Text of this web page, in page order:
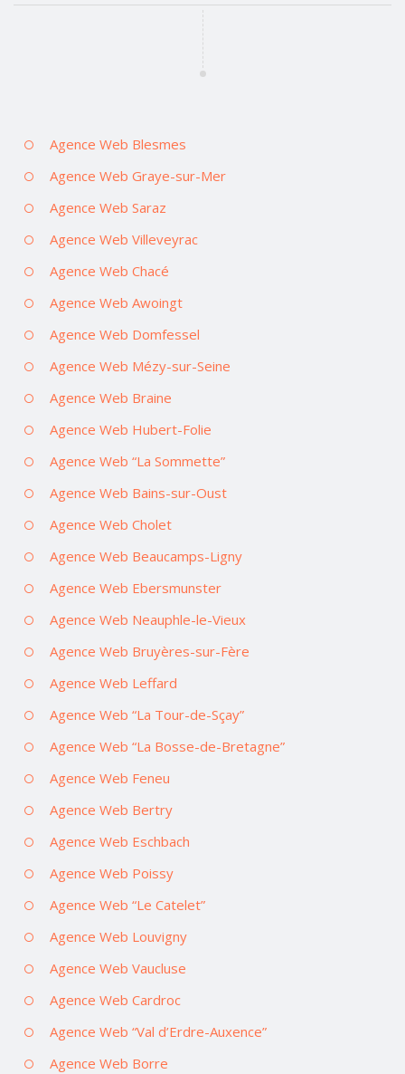
Agence Web Blesmes
Agence Web Graye-sur-Mer
Agence Web Saraz
Agence Web Villeveyrac
Agence Web Chacé
Agence Web Awoingt
Agence Web Domfessel
Agence Web Mézy-sur-Seine
Agence Web Braine
Agence Web Hubert-Folie
Agence Web “La Sommette”
Agence Web Bains-sur-Oust
Agence Web Cholet
Agence Web Beaucamps-Ligny
Agence Web Ebersmunster
Agence Web Neauphle-le-Vieux
Agence Web Bruyères-sur-Fère
Agence Web Leffard
Agence Web “La Tour-de-Sçay”
Agence Web “La Bosse-de-Bretagne”
Agence Web Feneu
Agence Web Bertry
Agence Web Eschbach
Agence Web Poissy
Agence Web “Le Catelet”
Agence Web Louvigny
Agence Web Vaucluse
Agence Web Cardroc
Agence Web “Val d’Erdre-Auxence”
Agence Web Borre